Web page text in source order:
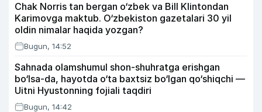
Chak Norris tan bergan o‘zbek va Bill Klintondan
Karimovga maktub. O‘zbekiston gazetalari 30 yil
oldin nimalar haqida yozgan?
Bugun, 14:52
Sahnada olamshumul shon-shuhratga erishgan
bo‘lsa-da, hayotda o‘ta baxtsiz bo‘lgan qo‘shiqchi —
Uitni Hyustonning fojiali taqdiri
Bugun, 14:42